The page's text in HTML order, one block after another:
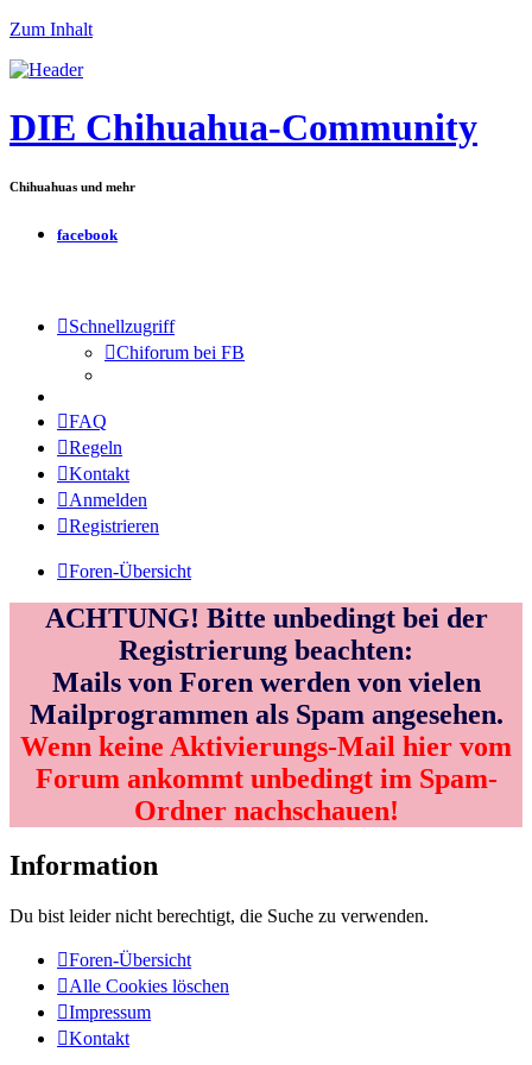
Zum Inhalt
DIE Chihuahua-Community
Chihuahuas und mehr
facebook
Schnellzugriff
Chiforum bei FB
FAQ
Regeln
Kontakt
Anmelden
Registrieren
Foren-Übersicht
ACHTUNG! Bitte unbedingt bei der
Registrierung beachten:
Mails von Foren werden von vielen
Mailprogrammen als Spam angesehen.
Wenn keine Aktivierungs-Mail hier vom
Forum ankommt unbedingt im Spam-
Ordner nachschauen!
Information
Du bist leider nicht berechtigt, die Suche zu verwenden.
Foren-Übersicht
Alle Cookies löschen
Impressum
Kontakt